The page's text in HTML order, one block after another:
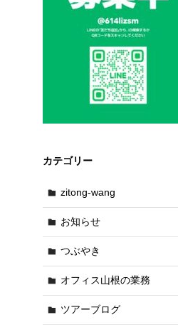
カテゴリー
zitong-wang
お知らせ
つぶやき
オフィス山根の業務
ツアーブログ